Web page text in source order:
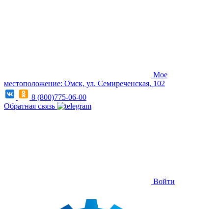
Мое
местоположение: Омск, ул. Семиреченская, 102
8 (800)775-06-00
Обратная связь
Войти